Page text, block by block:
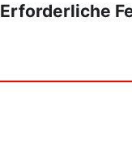
Erforderliche